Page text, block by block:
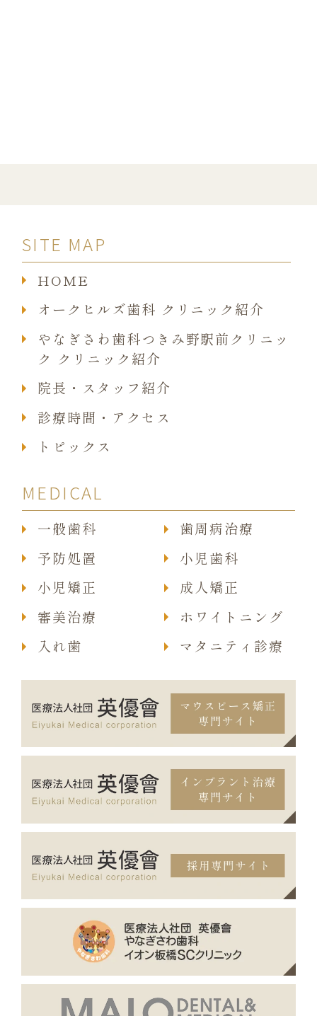
SITE MAP
HOME
オークヒルズ歯科 クリニック紹介
やなぎさわ歯科つきみ野駅前クリニッ
ク クリニック紹介
院長・スタッフ紹介
診療時間・アクセス
トピックス
MEDICAL
一般歯科
成人矯正
歯周病治療
審美治療
予防処置
ホワイトニング
小児歯科
入れ歯
小児矯正
マタニティ診療